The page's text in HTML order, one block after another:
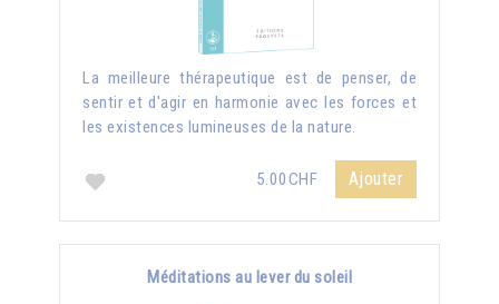
La meilleure thérapeutique est de penser, de
sentir et d'agir en harmonie avec les forces et
les existences lumineuses de la nature.
5.00CHF Ajouter
Méditations au lever du soleil